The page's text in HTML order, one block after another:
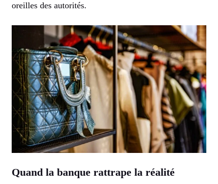
oreilles des autorités.
Quand la banque rattrape la réalité